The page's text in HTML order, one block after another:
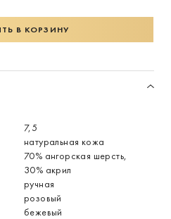
В КОРЗИНУ
7,5
натуральная кожа
70% ангорская шерсть,
30% акрил
ручная
розовый
бежевый